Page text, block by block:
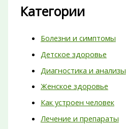
Категории
Болезни и симптомы
Детское здоровье
Диагностика и анализы
Женское здоровье
Как устроен человек
Лечение и препараты